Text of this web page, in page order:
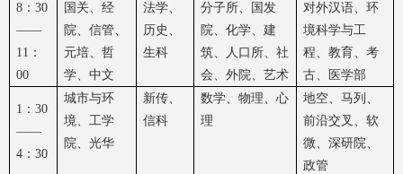
8 ：30
——
11 ：
00
国关、经
院、信管、
元培、哲
学、中文
法学、
历史、
生科
分子所、国发
院、化学、建
筑、人口所、社
会、外院、艺术
对外汉语、环
境科学与工
程、教育、考
古、医学部
1 ：30
——
4 ：30
城市与环
境、工学
院、光华
新传、
信科
数学、物理、心
理
地空、马列、
前沿交叉、软
微、深研院、
政管